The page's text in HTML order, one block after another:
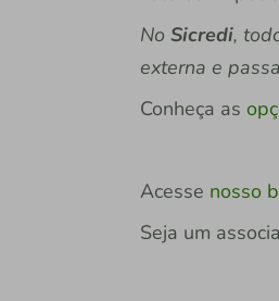
No Sicredi,
externa e
Conheça as
Acesse nosso
Seja um